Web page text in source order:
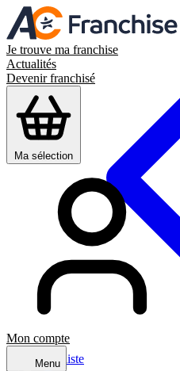
Je trouve ma franchise
Actualités
Devenir franchisé
Ma sélection
Mon compte
Menu
Retour à la liste